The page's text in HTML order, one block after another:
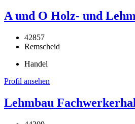
A und O Holz- und
42857
Remscheid
Handel
Profil ansehen
Lehmbau